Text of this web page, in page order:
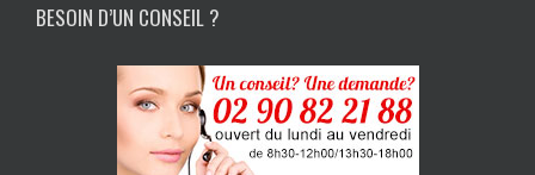
BESOIN D’UN CONSEIL ?